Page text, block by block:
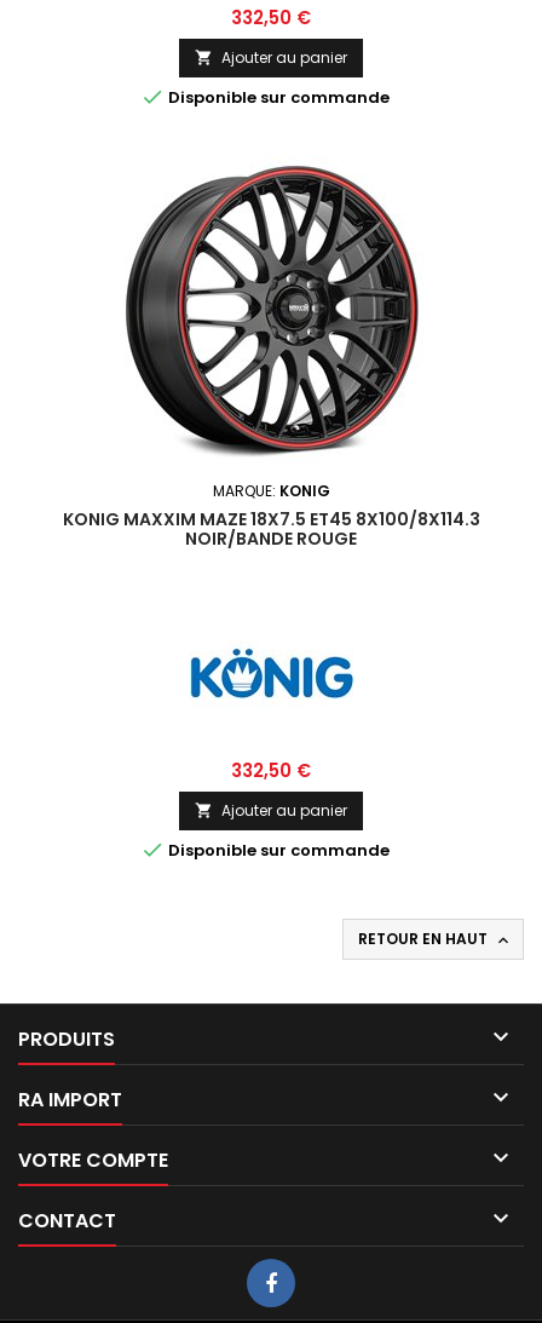
Prix
332,50 €
 Ajouter au panier
 Disponible sur commande
MARQUE: KONIG
KONIG MAXXIM MAZE 18X7.5 ET45 8X100/8X114.3
NOIR/BANDE ROUGE
Prix
332,50 €
 Ajouter au panier
 Disponible sur commande
RETOUR EN HAUT 
PRODUITS 
RA IMPORT 
VOTRE COMPTE 
CONTACT 